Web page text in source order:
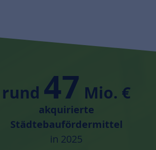
rund 47 Mio. €
akquirierte
Städtebaufördermittel
in 2025